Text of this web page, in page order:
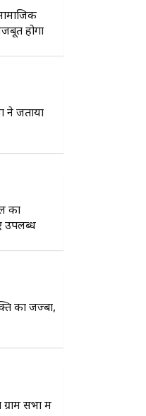
होगा
ने जताया
का
उपलब्ध
का जज्बा,
ग्राम सभा में